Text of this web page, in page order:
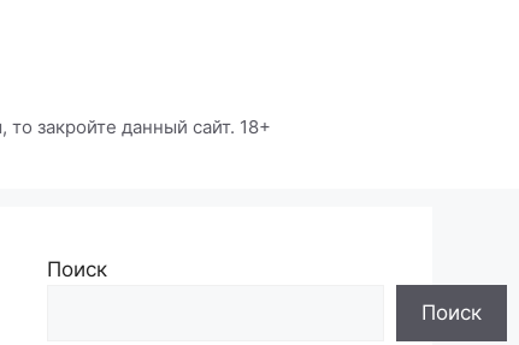
закройте данный сайт. 18+
Поиск
Поиск